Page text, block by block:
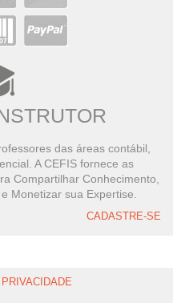
das áreas contábil,
A CEFIS fornece as
Compartilhar Conhecimento,
Monetizar sua Expertise.
CADASTRE-SE